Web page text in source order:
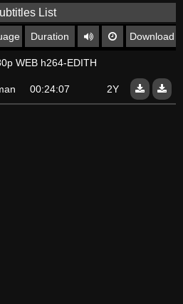
List
Duration Download
WEB h264-EDITH
00:24:07 2Y